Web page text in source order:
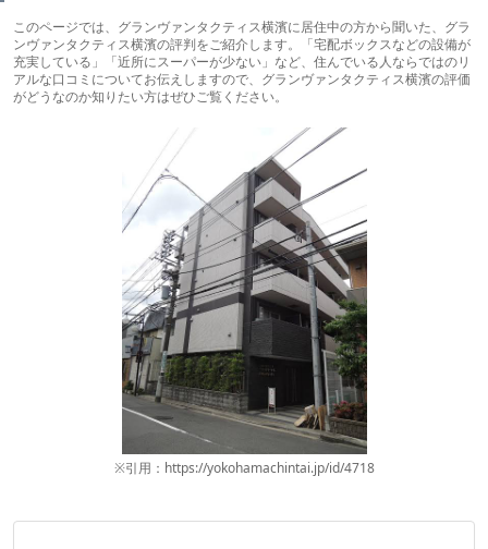
このページでは、グランヴァンタクティス横濱に居住中の方から聞いた、グラ
ンヴァンタクティス横濱の評判をご紹介します。「宅配ボックスなどの設備が
充実している」「近所にスーパーが少ない」など、住んでいる人ならではのリ
アルな口コミについてお伝えしますので、グランヴァンタクティス横濱の評価
がどうなのか知りたい方はぜひご覧ください。
※引用：https://yokohamachintai.jp/id/4718